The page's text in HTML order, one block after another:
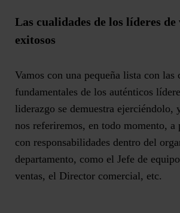
Las cualidades de los líderes de
exitosos
Vamos con una pequeña lista con las
fundamentales de los auténticos
liderazgo se demuestra ejerciéndolo,
nos referiremos, en todo momento, a
con responsabilidades dentro del
departamento, como el Jefe de
ventas, el Director comercial, etc.